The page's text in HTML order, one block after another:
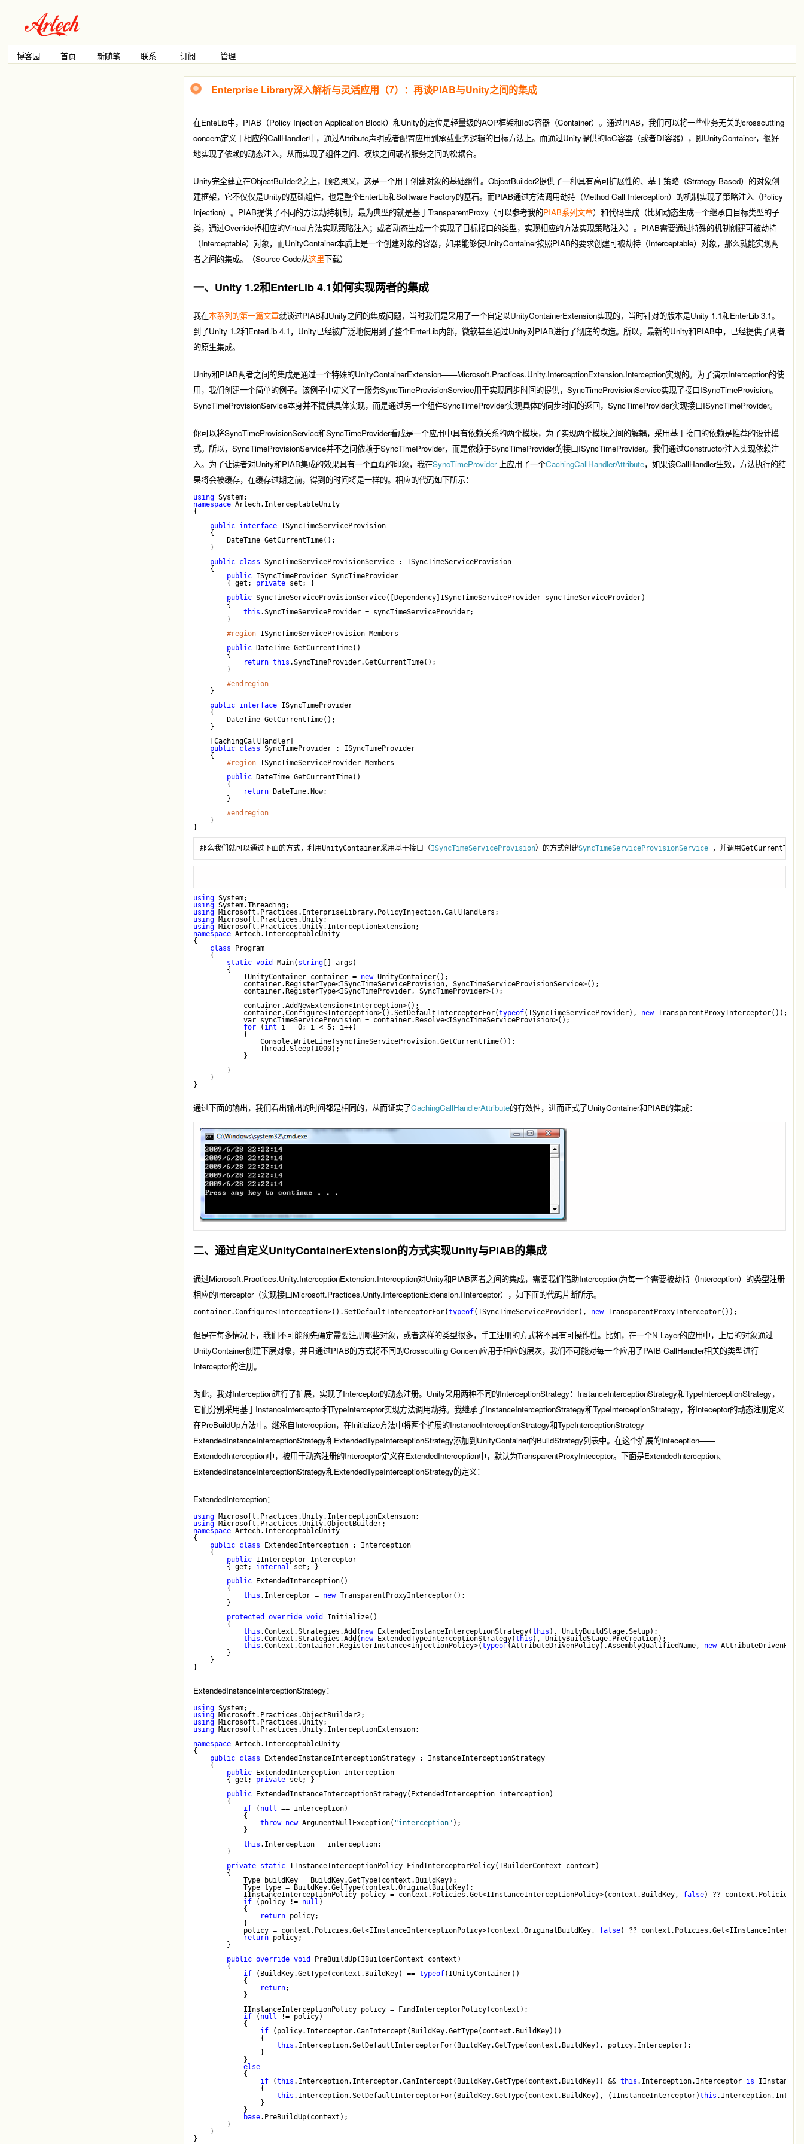
博客园 首页 新随笔 联系 订阅 管理
Enterprise Library深入解析与灵活应用（7）：再谈PIAB与Unity之间的集成
在EnteLib中，PIAB（Policy Injection Application Block）和Unity的定位是轻量级的AOP框架和IoC容器（Container）。通过PIAB，我们可以将一些业务无关的crosscutting
concern定义于相应的CallHandler中，通过Attribute声明或者配置应用到承载业务逻辑的目标方法上。而通过Unity提供的IoC容器（或者DI容器），即UnityContainer，很好
地实现了依赖的动态注入，从而实现了组件之间、模块之间或者服务之间的松耦合。
Unity完全建立在ObjectBuilder2之上，顾名思义，这是一个用于创建对象的基础组件。ObjectBuilder2提供了一种具有高可扩展性的、基于策略（Strategy Based）的对象创
建框架，它不仅仅是Unity的基础组件，也是整个EnterLib和Software Factory的基石。而PIAB通过方法调用劫持（Method Call Interception）的机制实现了策略注入（Policy
Injection）。PIAB提供了不同的方法劫持机制，最为典型的就是基于TransparentProxy（可以参考我的PIAB系列文章）和代码生成（比如动态生成一个继承自目标类型的子
类，通过Override掉相应的Virtual方法实现策略注入；或者动态生成一个实现了目标接口的类型，实现相应的方法实现策略注入）。PIAB需要通过特殊的机制创建可被劫持
（Interceptable）对象，而UnityContainer本质上是一个创建对象的容器，如果能够使UnityContainer按照PIAB的要求创建可被劫持（Interceptable）对象，那么就能实现两
者之间的集成。（Source Code从这里下载）
一、Unity 1.2和EnterLib 4.1如何实现两者的集成
我在本系列的第一篇文章就谈过PIAB和Unity之间的集成问题，当时我们是采用了一个自定以UnityContainerExtension实现的，当时针对的版本是Unity 1.1和EnterLib 3.1。
到了Unity 1.2和EnterLib 4.1，Unity已经被广泛地使用到了整个EnterLib内部，微软甚至通过Unity对PIAB进行了彻底的改造。所以，最新的Unity和PIAB中，已经提供了两者
的原生集成。
Unity和PIAB两者之间的集成是通过一个特殊的UnityContainerExtension——Microsoft.Practices.Unity.InterceptionExtension.Interception实现的。为了演示Interception的使
用，我们创建一个简单的例子。该例子中定义了一服务SyncTimeProvisionService用于实现同步时间的提供，SyncTimeProvisionService实现了接口ISyncTimeProvision。
SyncTimeProvisionService本身并不提供具体实现，而是通过另一个组件SyncTimeProvider实现具体的同步时间的返回，SyncTimeProvider实现接口ISyncTimeProvider。
你可以将SyncTimeProvisionService和SyncTimeProvider看成是一个应用中具有依赖关系的两个模块，为了实现两个模块之间的解耦，采用基于接口的依赖是推荐的设计模
式。所以，SyncTimeProvisionService并不之间依赖于SyncTimeProvider，而是依赖于SyncTimeProvider的接口ISyncTimeProvider。我们通过Constructor注入实现依赖注
入。为了让读者对Unity和PIAB集成的效果具有一个直观的印象，我在SyncTimeProvider 上应用了一个CachingCallHandlerAttribute，如果该CallHandler生效，方法执行的结
果将会被缓存，在缓存过期之前，得到的时间将是一样的。相应的代码如下所示：
using System;
namespace Artech.InterceptableUnity
{
public interface ISyncTimeServiceProvision
    {
        DateTime GetCurrentTime();
    }
public class SyncTimeServiceProvisionService : ISyncTimeServiceProvision
    {
public ISyncTimeProvider SyncTimeProvider
        { get;
private set; }
public SyncTimeServiceProvisionService([Dependency]ISyncTimeServiceProvider syncTimeServiceProvider)
        {
this .SyncTimeServiceProvider = syncTimeServiceProvider;
        }
#region ISyncTimeServiceProvision Members
public DateTime GetCurrentTime()
        {
return this .SyncTimeProvider.GetCurrentTime();
        }
#endregion
    }
public interface ISyncTimeProvider
    {
        DateTime GetCurrentTime();
    }
    [CachingCallHandler]
public class SyncTimeProvider : ISyncTimeProvider
    {
#region ISyncTimeServiceProvider Members
public DateTime GetCurrentTime()
        {
return DateTime.Now;
        }
#endregion
    }
那么我们就可以通过下面的方式，利用UnityContainer采用基于接口（ISyncTimeServiceProvision）的方式创建SyncTimeServiceProvisionService ，并调用GetCurrentTime
using System;
using System.Threading;
using Microsoft.Practices.EnterpriseLibrary.PolicyInjection.CallHandlers;
using Microsoft.Practices.Unity;
using Microsoft.Practices.Unity.InterceptionExtension;
namespace Artech.InterceptableUnity
{
class Program
    {
static void Main( string[] args)
        {
            IUnityContainer container =
new UnityContainer();
            container.RegisterType<ISyncTimeServiceProvision, SyncTimeServiceProvisionService>();
            container.RegisterType<ISyncTimeProvider, SyncTimeProvider>();
            container.AddNewExtension<Interception>();
            container.Configure<Interception>().SetDefaultInterceptorFor(
typeof(ISyncTimeServiceProvider), new TransparentProxyInterceptor());
            var syncTimeServiceProvision = container.Resolve<ISyncTimeServiceProvision>();
for ( int i = 0; i < 5; i++)
            {
                Console.WriteLine(syncTimeServiceProvision.GetCurrentTime());
                Thread.Sleep(1000);
            }
        }
    }
}
通过下面的输出，我们看出输出的时间都是相同的，从而证实了CachingCallHandlerAttribute的有效性，进而正式了UnityContainer和PIAB的集成：
二、通过自定义UnityContainerExtension的方式实现Unity与PIAB的集成
通过Microsoft.Practices.Unity.InterceptionExtension.Interception对Unity和PIAB两者之间的集成，需要我们借助Interception为每一个需要被劫持（Interception）的类型注册
相应的Interceptor（实现接口Microsoft.Practices.Unity.InterceptionExtension.IInterceptor），如下面的代码片断所示。
container.Configure<Interception>().SetDefaultInterceptorFor(typeof(ISyncTimeServiceProvider), new TransparentProxyInterceptor());
但是在每多情况下，我们不可能预先确定需要注册哪些对象，或者这样的类型很多，手工注册的方式将不具有可操作性。比如，在一个N-Layer的应用中，上层的对象通过
UnityContainer创建下层对象，并且通过PIAB的方式将不同的Crosscutting Concern应用于相应的层次，我们不可能对每一个应用了PAIB CallHandler相关的类型进行
Interceptor的注册。
为此，我对Interception进行了扩展，实现了Interceptor的动态注册。Unity采用两种不同的InterceptionStrategy：InstanceInterceptionStrategy和TypeInterceptionStrategy，
它们分别采用基于InstanceInterceptor和TypeInterceptor实现方法调用劫持。我继承了InstanceInterceptionStrategy和TypeInterceptionStrategy，将Inteceptor的动态注册定义
在PreBuildUp方法中。继承自Interception，在Initialize方法中将两个扩展的InstanceInterceptionStrategy和TypeInterceptionStrategy——
ExtendedInstanceInterceptionStrategy和ExtendedTypeInterceptionStrategy添加到UnityContainer的BuildStrategy列表中。在这个扩展的Inteception——
ExtendedInterception中，被用于动态注册的Interceptor定义在ExtendedInterception中，默认为TransparentProxyInteceptor。下面是ExtendedInterception、
ExtendedInstanceInterceptionStrategy和ExtendedTypeInterceptionStrategy的定义：
ExtendedInterception：
using Microsoft.Practices.Unity.InterceptionExtension;
using Microsoft.Practices.Unity.ObjectBuilder;
namespace Artech.InterceptableUnity
{
public class ExtendedInterception : Interception
    {
public IInterceptor Interceptor
        { get;
internal set; }
public ExtendedInterception()
        {
this .Interceptor = new TransparentProxyInterceptor();
        }
protected
override void
Initialize()
        {
this .Context.Strategies.Add( new ExtendedInstanceInterceptionStrategy(this ), UnityBuildStage.Setup);
this .Context.Strategies.Add( new ExtendedTypeInterceptionStrategy(this ), UnityBuildStage.PreCreation);
this .Context.Container.RegisterInstance<InjectionPolicy>(typeof(AttributeDrivenPolicy).AssemblyQualifiedName, new
        }
    }
}
ExtendedInstanceInterceptionStrategy：
using System;
using Microsoft.Practices.ObjectBuilder2;
using Microsoft.Practices.Unity;
using Microsoft.Practices.Unity.InterceptionExtension;
namespace Artech.InterceptableUnity
{
public class ExtendedInstanceInterceptionStrategy : InstanceInterceptionStrategy
    {
public ExtendedInterception Interception
        { get;
private set; }
public ExtendedInstanceInterceptionStrategy(ExtendedInterception interception)
        {
if ( null == interception)
            {
throw new ArgumentNullException( "interception" );
            }
this .Interception = interception;
        }
private static IInstanceInterceptionPolicy FindInterceptorPolicy(IBuilderContext context)
        {
            Type buildKey = BuildKey.GetType(context.BuildKey);
            Type type = BuildKey.GetType(context.OriginalBuildKey);
            IInstanceInterceptionPolicy policy = context.Policies.Get<IInstanceInterceptionPolicy>(context.BuildKey,
false) ??
if (policy != null )
            {
return policy;
            }
            policy = context.Policies.Get<IInstanceInterceptionPolicy>(context.OriginalBuildKey,
false) ??
return policy;
        }
public override void
PreBuildUp(IBuilderContext context)
        {
if (BuildKey.GetType(context.BuildKey) == typeof(IUnityContainer))
            {
return;
            }
            IInstanceInterceptionPolicy policy = FindInterceptorPolicy(context);
if ( null != policy)
            {
if (policy.Interceptor.CanIntercept(BuildKey.GetType(context.BuildKey)))
                {
this .Interception.SetDefaultInterceptorFor(BuildKey.GetType(context.BuildKey), policy.Interceptor);
                }
            }
else
            {
if (this .Interception.Interceptor.CanIntercept(BuildKey.GetType(context.BuildKey)) && this .Interception.Interceptor is
                {
this .Interception.SetDefaultInterceptorFor(BuildKey.GetType(context.BuildKey), (IInstanceInterceptor)this
                }
            }
base.PreBuildUp(context);
        }
    }
}